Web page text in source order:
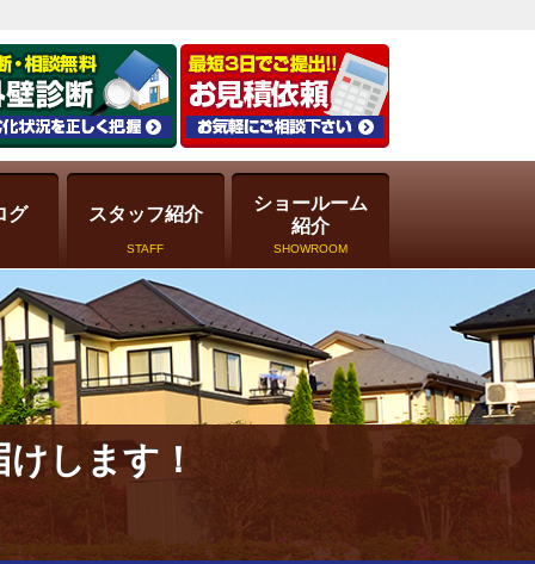
グ スタッフ紹介
STAFF
ショールーム
紹介
SHOWROOM
します！